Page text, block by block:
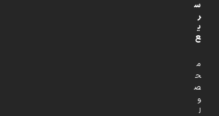
س
ر
ی
ع
م
ح
ص
و
ل